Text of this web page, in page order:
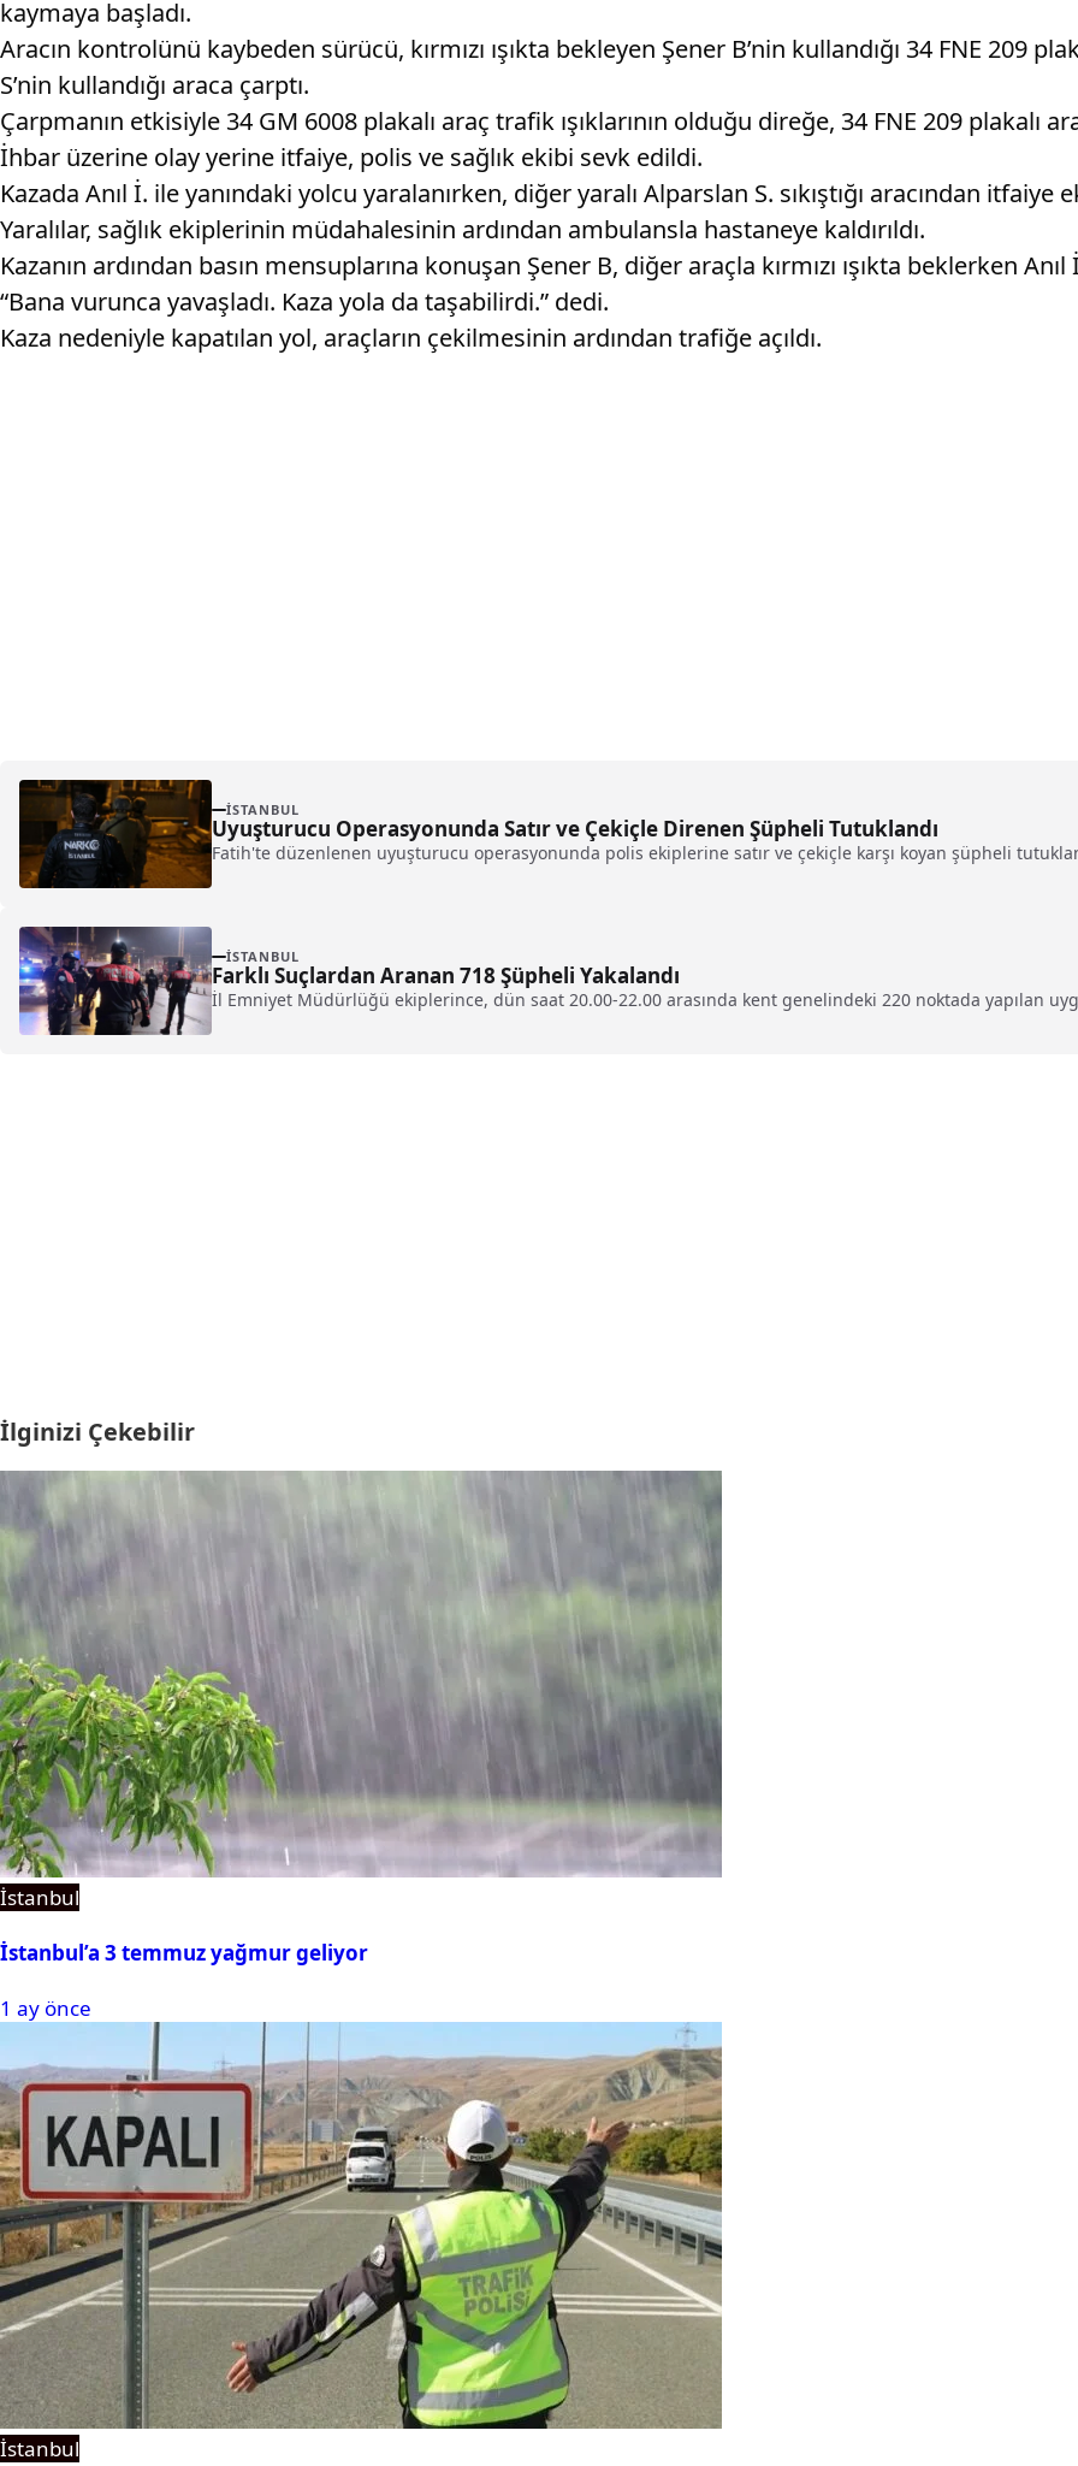
kaymaya başladı.
Aracın kontrolünü kaybeden sürücü, kırmızı ışıkta bekleyen Şener B’nin kullandığı 34 FNE 209
S’nin kullandığı araca çarptı.
Çarpmanın etkisiyle 34 GM 6008 plakalı araç trafik ışıklarının olduğu direğe, 34 FNE 209 plakalı
İhbar üzerine olay yerine itfaiye, polis ve sağlık ekibi sevk edildi.
Kazada Anıl İ. ile yanındaki yolcu yaralanırken, diğer yaralı Alparslan S. sıkıştığı aracından itfaiye
Yaralılar, sağlık ekiplerinin müdahalesinin ardından ambulansla hastaneye kaldırıldı.
Kazanın ardından basın mensuplarına konuşan Şener B, diğer araçla kırmızı ışıkta beklerken
“Bana vurunca yavaşladı. Kaza yola da taşabilirdi.” dedi.
Kaza nedeniyle kapatılan yol, araçların çekilmesinin ardından trafiğe açıldı.
İSTANBUL
Uyuşturucu Operasyonunda Satır ve Çekiçle Direnen Şüpheli Tutuklandı
Fatih'te düzenlenen uyuşturucu operasyonunda polis ekiplerine satır ve çekiçle karşı koyan şüpheli
İSTANBUL
Farklı Suçlardan Aranan 718 Şüpheli Yakalandı
İl Emniyet Müdürlüğü ekiplerince, dün saat 20.00-22.00 arasında kent genelindeki 220 noktada yapılan
İlginizi Çekebilir
İstanbul
İstanbul’a 3 temmuz yağmur geliyor
1 ay önce
İstanbul